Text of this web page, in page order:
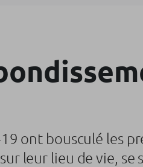
ont bousculé les
leur lieu de vie,